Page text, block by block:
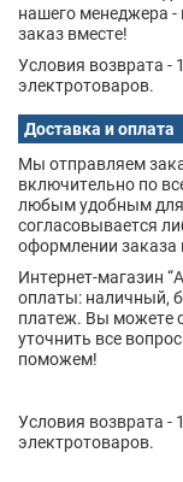
нашего менеджера
заказ вместе!
Условия возврата -
электротоваров.
Доставка и оплата
Мы отправляем
включительно по
любым удобным для
согласовывается
оформлении заказа
Интернет-магазин
оплаты: наличный,
платеж. Вы можете
уточнить все
поможем!
Условия возврата -
электротоваров.